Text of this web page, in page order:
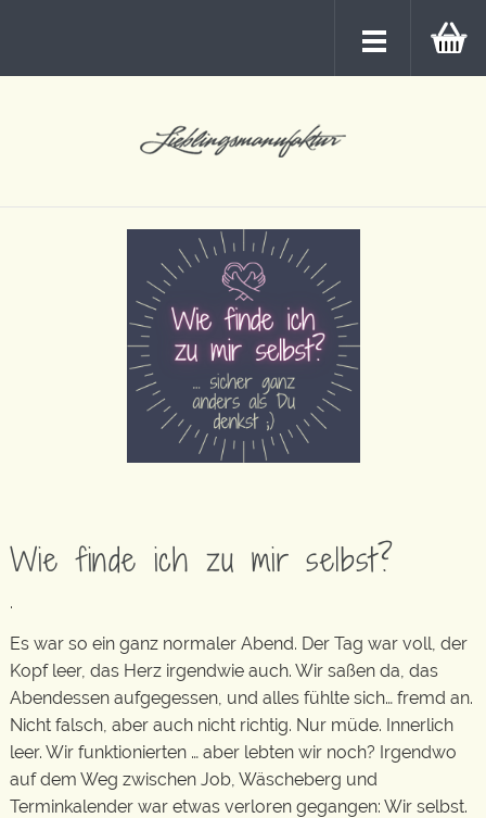
Wie finde ich zu mir selbst?
.
Es war so ein ganz normaler Abend. Der Tag war voll, der
Kopf leer, das Herz irgendwie auch. Wir saßen da, das
Abendessen aufgegessen, und alles fühlte sich… fremd an.
Nicht falsch, aber auch nicht richtig. Nur müde. Innerlich
leer. Wir funktionierten … aber lebten wir noch? Irgendwo
auf dem Weg zwischen Job, Wäscheberg und
Terminkalender war etwas verloren gegangen: Wir selbst.